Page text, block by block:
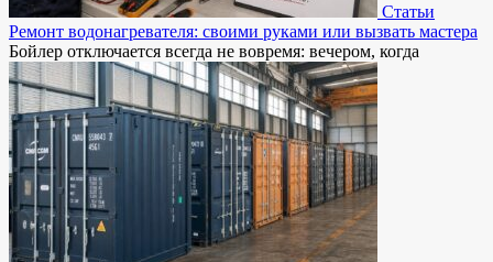
Статьи
Ремонт водонагревателя: своими руками или вызвать мастера
Бойлер отключается всегда не вовремя: вечером, когда